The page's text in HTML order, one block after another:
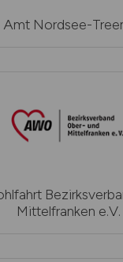
Amt Nordsee-
Mittelfranken e.V.